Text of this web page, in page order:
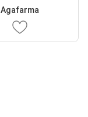
Agafarma